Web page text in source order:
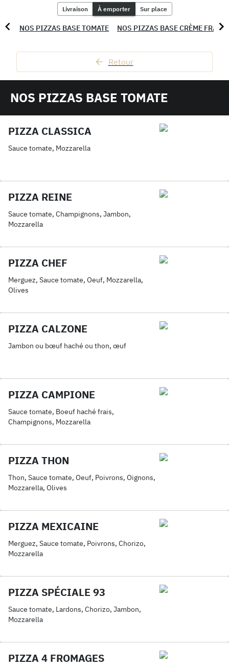
NOS PIZZAS BASE TOMATE NOS PIZZAS BASE CRÈME
Livraison À emporter Sur place
Retour
NOS PIZZAS BASE TOMATE
PIZZA CLASSICA
Sauce tomate, Mozzarella
PIZZA REINE
Sauce tomate, Champignons, Jambon,
Mozzarella
PIZZA CHEF
Merguez, Sauce tomate, Oeuf, Mozzarella,
Olives
PIZZA CALZONE
Jambon ou bœuf haché ou thon, œuf
PIZZA CAMPIONE
Sauce tomate, Boeuf haché frais,
Champignons, Mozzarella
PIZZA THON
Thon, Sauce tomate, Oeuf, Poivrons, Oignons,
Mozzarella, Olives
PIZZA MEXICAINE
Merguez, Sauce tomate, Poivrons, Chorizo,
Mozzarella
PIZZA SPÉCIALE 93
Sauce tomate, Lardons, Chorizo, Jambon,
Mozzarella
PIZZA 4 FROMAGES